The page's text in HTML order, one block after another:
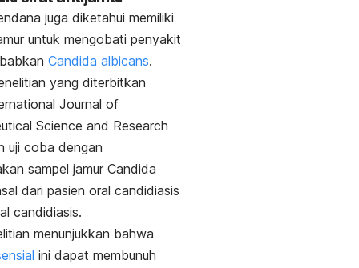
juga diketahui memiliki
untuk mengobati penyakit
Candida albicans.
yang diterbitkan
Journal of
Science and Research
uji coba dengan
sampel jamur Candida
dari pasien oral candidiasis
candidiasis.
menunjukkan bahwa
ini dapat membunuh